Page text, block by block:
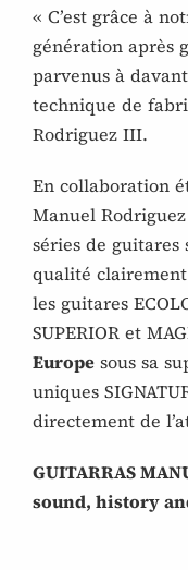
« C’est grâce à
génération après
parvenus à
technique de
Rodriguez III.
En collaboration
Manuel
séries de guitares
qualité
les guitares
SUPERIOR et
Europe sous sa
uniques
directement de
GUITARRAS
sound, history